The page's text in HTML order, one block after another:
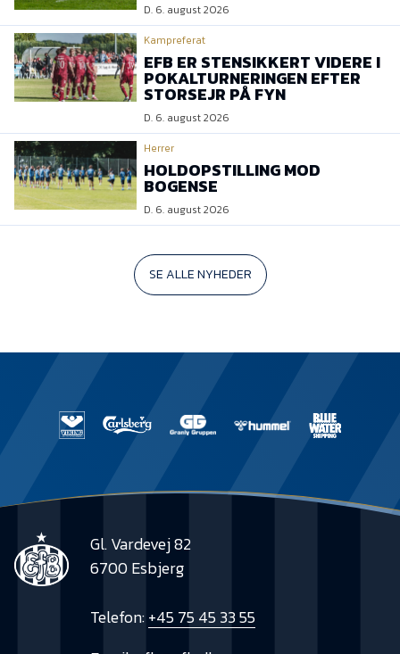
D. 6. august 2026
Kampreferat
EFB ER STENSIKKERT VIDERE I
POKALTURNERINGEN EFTER
STORSEJR PÅ FYN
D. 6. august 2026
Herrer
HOLDOPSTILLING MOD
BOGENSE
D. 6. august 2026
SE ALLE NYHEDER
Gl. Vardevej 82
6700 Esbjerg
Telefon:+45 75 45 33 55